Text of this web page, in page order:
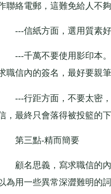
聯絡電郵，這難免給人不
---信紙方面，選用質素好
---千萬不要使用影印本。
職信內的簽名，最好要親
---行距方面，不要太密，
，最終只會落得被投籃的下
第三點-精而簡要
顧名思義，寫求職信的內
為用一些異常深澀難明的